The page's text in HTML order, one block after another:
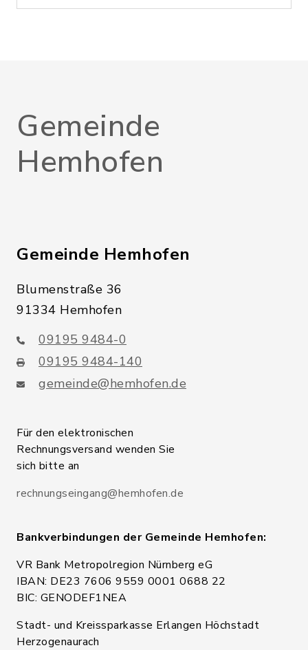
Gemeinde
Hemhofen
Gemeinde Hemhofen
Blumenstraße 36
91334 Hemhofen
09195 9484-0
09195 9484-140
gemeinde@hemhofen.de
Für den elektronischen
Rechnungsversand wenden Sie
sich bitte an
rechnungseingang@hemhofen.de
Bankverbindungen der Gemeinde Hemhofen:
VR Bank Metropolregion Nürnberg eG
IBAN: DE23 7606 9559 0001 0688 22
BIC: GENODEF1NEA
Stadt- und Kreissparkasse Erlangen Höchstadt
Herzogenaurach